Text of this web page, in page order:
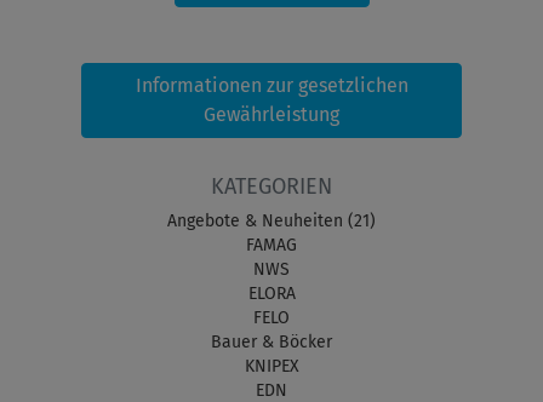
Informationen zur gesetzlichen
Gewährleistung
KATEGORIEN
Angebote & Neuheiten (21)
FAMAG
NWS
ELORA
FELO
Bauer & Böcker
KNIPEX
EDN